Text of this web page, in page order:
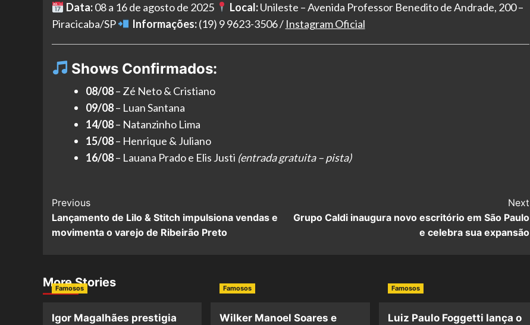
Data:08 a 16 de agosto de 2025 Local:Unileste – Avenida Professor Benedito de Andrade, 200 –
Piracicaba/SP
Informações:(19) 9 9623-3506 / Instagram Oficial
Shows Confirmados:
08/08– Zé Neto & Cristiano
09/08– Luan Santana
14/08– Natanzinho Lima
15/08– Henrique & Juliano
16/08– Lauana Prado e Elis Justi (entrada gratuita – pista)
Post
Navigation
Previous
Lançamento de Lilo & Stitch impulsiona vendas e
movimenta o varejo de Ribeirão Preto
Next
Grupo Caldi inaugura novo escritório em São Paulo
e celebra sua expansão
More Stories
Famosos
Igor Magalhães prestigia
Famosos
Wilker Manoel Soares e
Famosos
Luiz Paulo Foggetti lança o